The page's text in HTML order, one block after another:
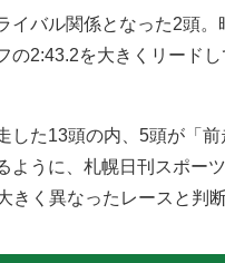
バル関係となった2頭。
の2:43.2を大きくリード
た13頭の内、5頭が「前
ように、札幌日刊スポー
く異なったレースと判